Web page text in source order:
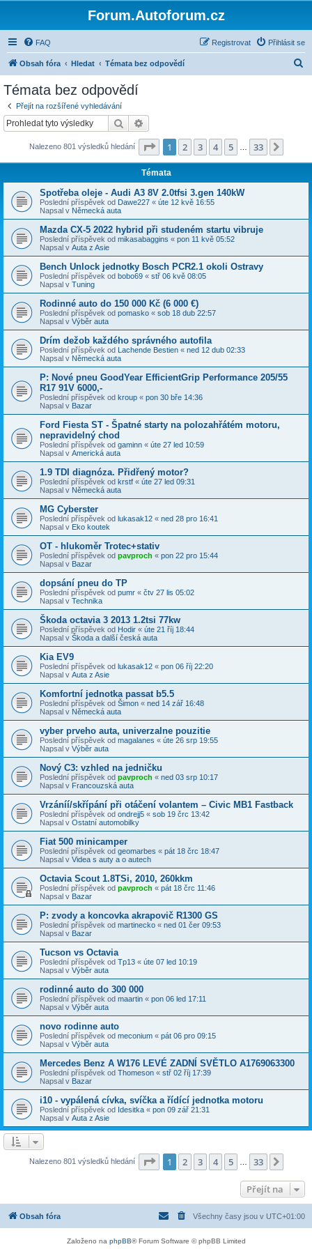
Forum.Autoforum.cz
FAQ Přihlásit se
Registrovat
Obsah fóra Hledat Témata bez odpovědí
Témata bez odpovědí
Přejít na rozšířené vyhledávání
Hledat
Nalezeno 801 výsledků hledání Stránka z 33
1 2 3 4 5 33
Témata
Spotřeba oleje - Audi A3 8V 2.0tfsi 3.gen 140kW
Poslední příspěvek od Dawe227 « úte 12 kvě 16:55
Napsal v Německá auta
Mazda CX-5 2022 hybrid při studeném startu vibruje
Poslední příspěvek od mikasabaggins « pon 11 kvě 05:52
Napsal v Auta z Asie
Bench Unlock jednotky Bosch PCR2.1 okoli Ostravy
Poslední příspěvek od bobo69 « stř 06 kvě 08:05
Napsal v Tuning
Rodinné auto do 150 000 Kč (6 000 €)
Poslední příspěvek od pomasko « sob 18 dub 22:57
Napsal v Výběr auta
Drím dežob každého správného autofila
Poslední příspěvek od Lachende Bestien « ned 12 dub 02:33
Napsal v Německá auta
P: Nové pneu GoodYear EfficientGrip Performance 205/55
R17 91V 6000,-
Poslední příspěvek od kroup « pon 30 bře 14:36
Napsal v Bazar
Ford Fiesta ST - Špatné starty na polozahřátém motoru,
nepravidelný chod
Poslední příspěvek od gaminn « úte 27 led 10:59
Napsal v Americká auta
1.9 TDI diagnóza. Přidřený motor?
Poslední příspěvek od krstf « úte 27 led 09:31
Napsal v Německá auta
MG Cyberster
Poslední příspěvek od lukasak12 « ned 28 pro 16:41
Napsal v Eko koutek
OT - hlukoměr Trotec+stativ
Poslední příspěvek od pavproch « pon 22 pro 15:44
Napsal v Bazar
dopsání pneu do TP
Poslední příspěvek od pumr « čtv 27 lis 05:02
Napsal v Technika
Škoda octavia 3 2013 1.2tsi 77kw
Poslední příspěvek od Hodir « úte 21 říj 18:44
Napsal v Škoda a další česká auta
Kia EV9
Poslední příspěvek od lukasak12 « pon 06 říj 22:20
Napsal v Auta z Asie
Komfortní jednotka passat b5.5
Poslední příspěvek od Šimon « ned 14 zář 16:48
Napsal v Německá auta
vyber prveho auta, univerzalne pouzitie
Poslední příspěvek od magalanes « úte 26 srp 19:55
Napsal v Výběr auta
Nový C3: vzhled na jedničku
Poslední příspěvek od pavproch « ned 03 srp 10:17
Napsal v Francouzská auta
Vrzáníí/skřípání při otáčení volantem – Civic MB1 Fastback
Poslední příspěvek od ondrejj5 « sob 19 črc 13:42
Napsal v Ostatní automobilky
Fiat 500 minicamper
Poslední příspěvek od geomarbes « pát 18 črc 18:47
Napsal v Videa s auty a o autech
Octavia Scout 1.8TSi, 2010, 260kkm
Poslední příspěvek od pavproch « pát 18 črc 11:46
Napsal v Bazar
P: zvody a koncovka akrapovič R1300 GS
Poslední příspěvek od martinecko « ned 01 čer 09:53
Napsal v Bazar
Tucson vs Octavia
Poslední příspěvek od Tp13 « úte 07 led 10:19
Napsal v Výběr auta
rodinné auto do 300 000
Poslední příspěvek od maartin « pon 06 led 17:11
Napsal v Výběr auta
novo rodinne auto
Poslední příspěvek od meconium « pát 06 pro 09:15
Napsal v Výběr auta
Mercedes Benz A W176 LEVÉ ZADNÍ SVĚTLO A1769063300
Poslední příspěvek od Thomeson « stř 02 říj 17:39
Napsal v Bazar
i10 - vypálená cívka, svíčka a řídící jednotka motoru
Poslední příspěvek od Idesitka « pon 09 zář 21:31
Napsal v Auta z Asie
Nalezeno 801 výsledků hledání Stránka z 33
1 2 3 4 5 33
Přejít na
Obsah fóra Všechny časy jsou v UTC+01:00
Založeno na phpBB® Forum Software © phpBB Limited